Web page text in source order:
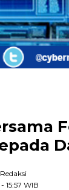
15:57 WIB